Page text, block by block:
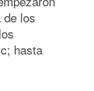
los
hasta